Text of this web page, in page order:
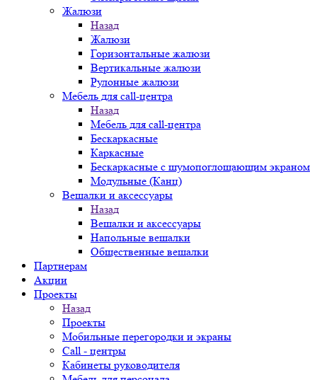
Жалюзи
Назад
Жалюзи
Горизонтальные жалюзи
Вертикальные жалюзи
Рулонные жалюзи
Мебель для call-центра
Назад
Мебель для call-центра
Бескаркасные
Каркасные
Бескаркасные с шумопоглощающим экраном
Модульные (Канц)
Вешалки и аксессуары
Назад
Вешалки и аксессуары
Напольные вешалки
Общественные вешалки
Партнерам
Акции
Проекты
Назад
Проекты
Мобильные перегородки и экраны
Call - центры
Кабинеты руководителя